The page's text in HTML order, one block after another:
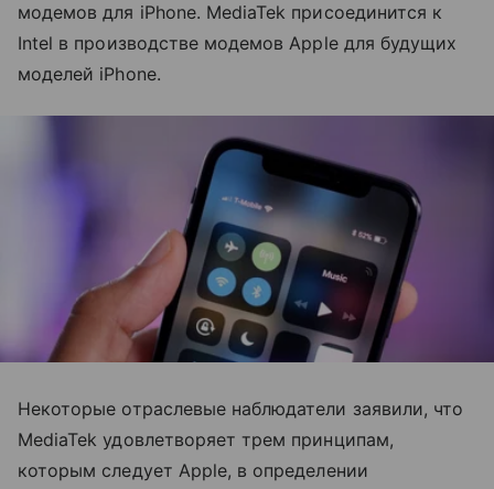
модемов для iPhone. MediaTek присоединится к
Intel в производстве модемов Apple для будущих
моделей iPhone.
Некоторые отраслевые наблюдатели заявили, что
MediaTek удовлетворяет трем принципам,
которым следует Apple, в определении